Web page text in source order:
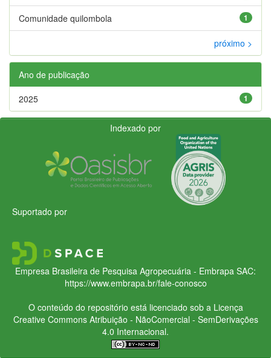
1
Comunidade quilombola
próximo >
Ano de publicação
1
2025
Indexado por
Suportado por
Empresa Brasileira de Pesquisa Agropecuária - Embrapa SAC:
https://www.embrapa.br/fale-conosco
O conteúdo do repositório está licenciado sob a Licença
Creative CommonsAtribuição - NãoComercial - SemDerivações
4.0 Internacional.